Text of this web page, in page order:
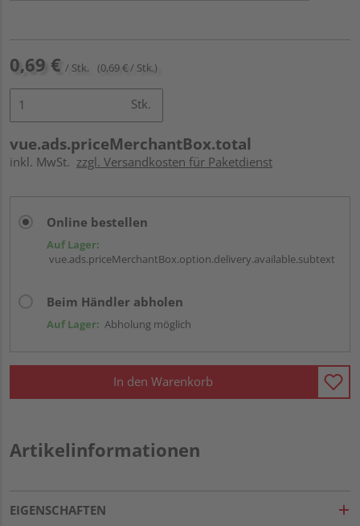
0,69 € / Stk. (0,69 € / Stk.)
Stk.
vue.ads.priceMerchantBox.total
inkl. MwSt. zzgl. Versandkosten für Paketdienst
Online bestellen
Auf Lager:
vue.ads.priceMerchantBox.option.delivery.available.subtext
Beim Händler abholen
Auf Lager: Abholung möglich
In den Warenkorb
Artikelinformationen
EIGENSCHAFTEN